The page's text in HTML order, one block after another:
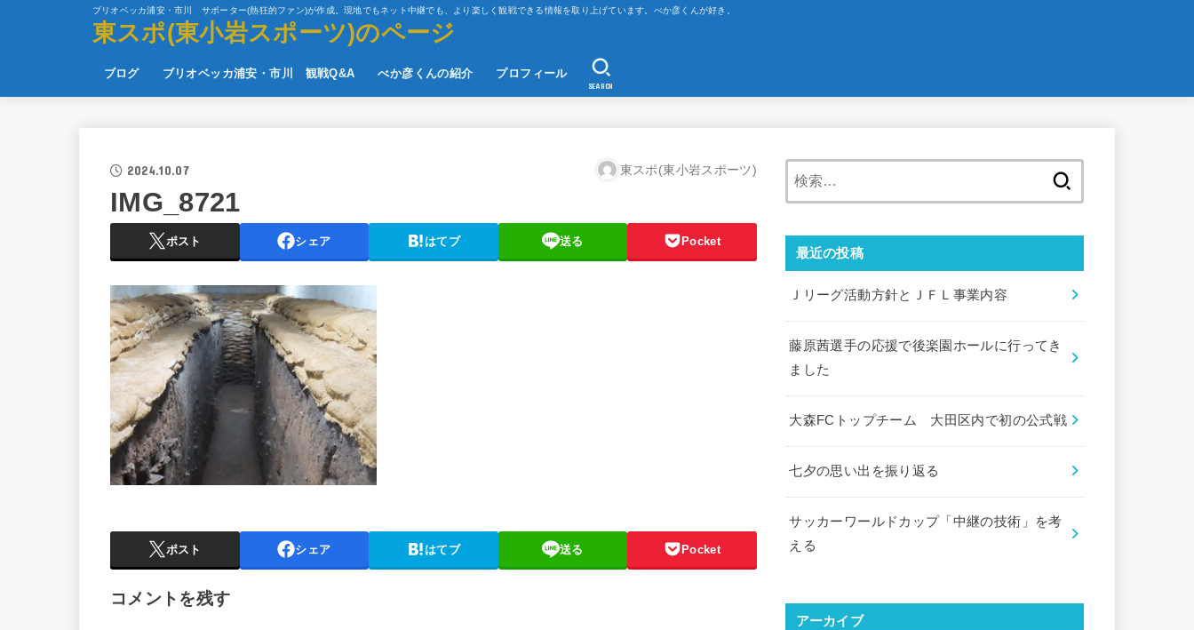
ブリオベッカ浦安・市川 サポーター(熱狂的ファン)が作成。現地でもネット中継でも、より楽しく観戦できる情報を取り上げています。べか彦くんが好き。
東スポ(東小岩スポーツ)のページ
ブログ ブリオベッカ浦安・市川 観戦Q&A べか彦くんの紹介 プロフィール
SEARCH
2024.10.07 東スポ(東小岩スポーツ)
IMG_8721
ポスト シェア はてブ 送る Pocket
ポスト シェア はてブ 送る Pocket
コメントを残す
最近の投稿
Ｊリーグ活動方針とＪＦＬ事業内容
藤原茜選手の応援で後楽園ホールに行ってき
ました
大森FCトップチーム 大田区内で初の公式戦
七夕の思い出を振り返る
サッカーワールドカップ「中継の技術」を考
える
アーカイブ